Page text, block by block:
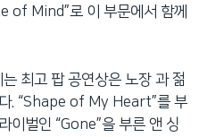
of Mind”로 이 부문에서 함께
최고 팝 공연상은 노장 과 젊
. “Shape of My Heart”를 부
이벌인 “Gone”을 부른 앤 싱